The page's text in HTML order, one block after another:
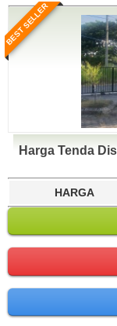
BEST SELLER
Harga Tenda
HARGA